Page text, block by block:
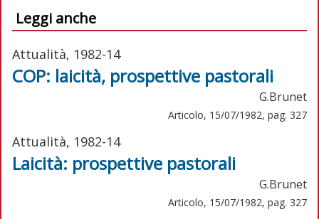
Leggi anche
Attualità, 1982-14
COP: laicità, prospettive pastorali
G.Brunet
Articolo, 15/07/1982, pag. 327
Attualità, 1982-14
Laicità: prospettive pastorali
G.Brunet
Articolo, 15/07/1982, pag. 327